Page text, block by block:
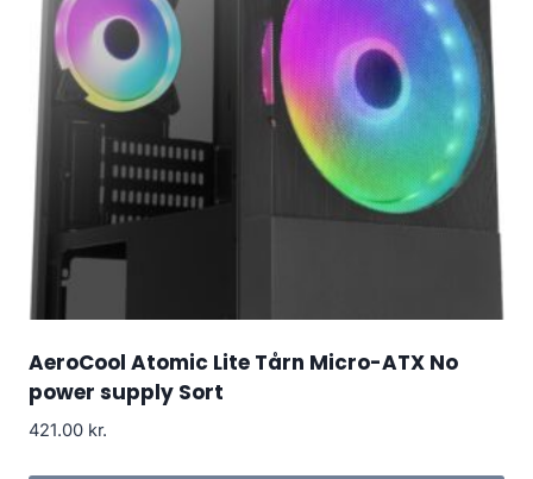
AeroCool Atomic Lite Tårn Micro-ATX No
power supply Sort
421.00 kr.